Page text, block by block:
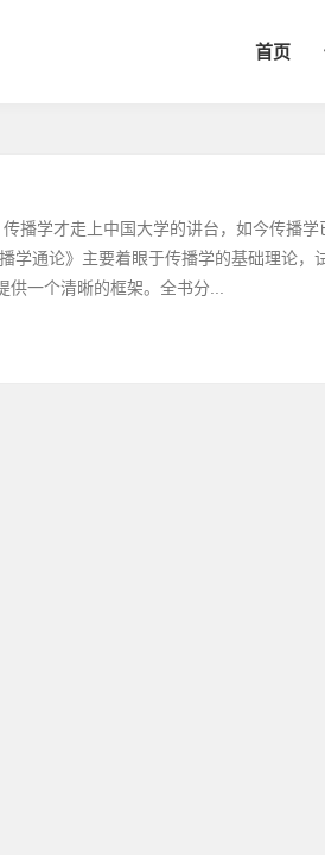
首页
播学才走上中国大学的讲台，如今传播学
学通论》主要着眼于传播学的基础理论，
供一个清晰的框架。全书分...